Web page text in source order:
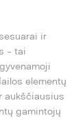
ir
– tai
elementų
aukščiausius
gamintojų